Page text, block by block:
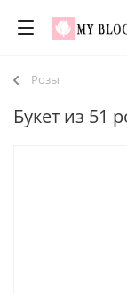
Розы
Букет из 51